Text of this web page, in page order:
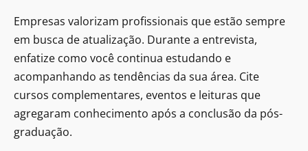
Empresas valorizam profissionais que estão sempre
em busca de atualização. Durante a entrevista,
enfatize como você continua estudando e
acompanhando as tendências da sua área. Cite
cursos complementares, eventos e leituras que
agregaram conhecimento após a conclusão da pós-
graduação.